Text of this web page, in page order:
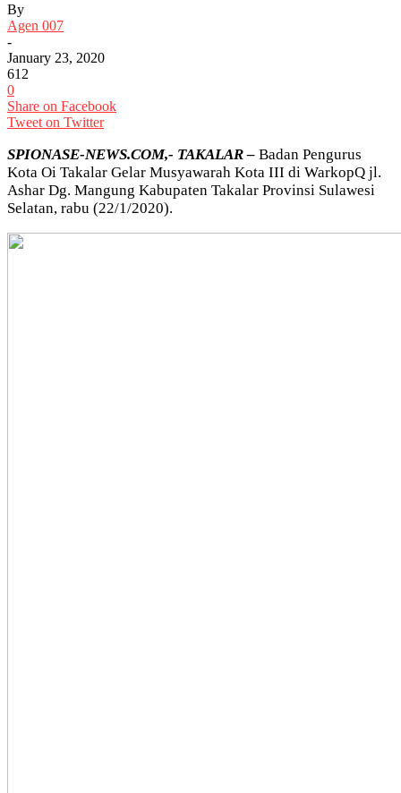
By
Agen 007
-
January 23, 2020
612
0
Share on Facebook
Tweet on Twitter
SPIONASE-NEWS.COM,- TAKALAR – Badan Pengurus
Kota Oi Takalar Gelar Musyawarah Kota III di WarkopQ jl.
Ashar Dg. Mangung Kabupaten Takalar Provinsi Sulawesi
Selatan, rabu (22/1/2020).